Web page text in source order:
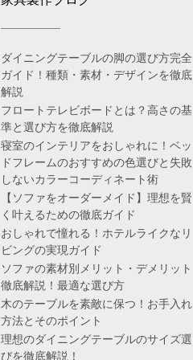
ダイニングテーブルの脚の選び方完全
ガイド！種類・素材・デザインを徹底
解説
フロートテレビボードとは？高さの基
準と選び方を徹底解説
寝室のインテリアをおしゃれに！ベッ
ドフレームのおすすめの色選びと失敗
しないカラーコーディネート術
【ソファをオーダーメイド】理想を賢
く叶えるための徹底ガイド
おしゃれで憧れる！ホテルライクなリ
ビングの実現ガイド
ソファの素材別メリット・デメリット
徹底解説！最適な選び方
木のテーブルを素敵に保つ！お手入れ
方法とそのポイント
理想のダイニングテーブルのサイズ選
びを徹底解説！